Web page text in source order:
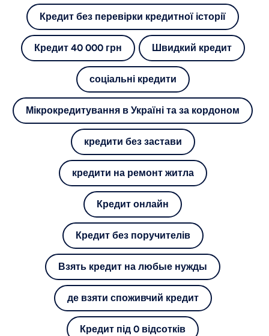
Кредит без перевірки кредитної історії
Кредит 40 000 грн Швидкий кредит
соціальні кредити
Мікрокредитування в Україні та за кордоном
кредити без застави
кредити на ремонт житла
Кредит онлайн
Кредит без поручителів
Взять кредит на любые нужды
де взяти споживчий кредит
Кредит під 0 відсотків